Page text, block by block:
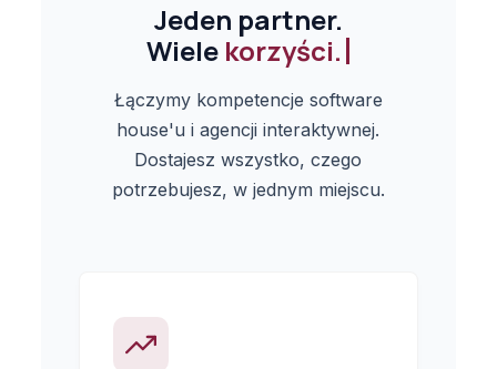
Jeden partner.
Wiele
Łączymy kompetencje software
house'u i agencji interaktywnej.
Dostajesz wszystko, czego
potrzebujesz, w jednym miejscu.